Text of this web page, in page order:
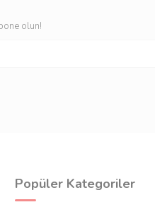
olun!
Popüler Kategoriler